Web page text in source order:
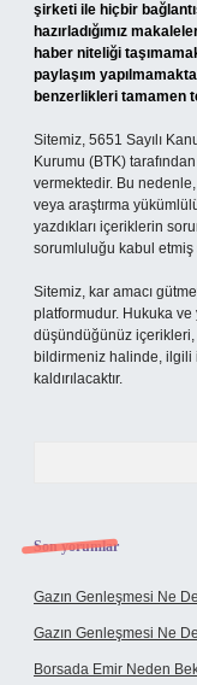
şirketi ile hiçbir
hazırladığımız
haber niteliği
paylaşım
benzerlikleri tamamen
Sitemiz, 5651 Sayılı
Kurumu (BTK)
vermektedir. Bu
veya araştırma
yazdıkları içeriklerin
sorumluluğu kabul etmiş
Sitemiz, kar amacı
platformudur. Hukuka ve
düşündüğünüz içerikleri,
bildirmeniz halinde, ilgili
kaldırılacaktır.
Son yorumlar
Gazın Genleşmesi Ne
Gazın Genleşmesi Ne
Borsada Emir Neden